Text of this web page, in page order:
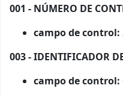
001 - NÚMERO DE
campo de control:
003 - IDENTIFICADOR
campo de control: